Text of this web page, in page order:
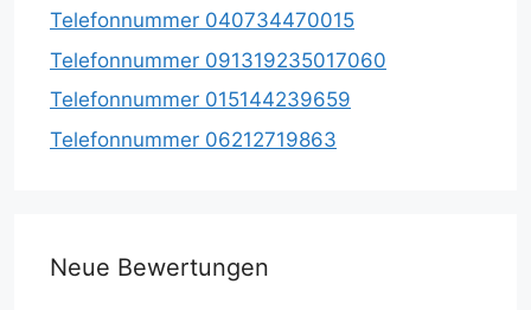
Telefonnummer 040734470015
Telefonnummer 091319235017060
Telefonnummer 015144239659
Telefonnummer 06212719863
Neue Bewertungen